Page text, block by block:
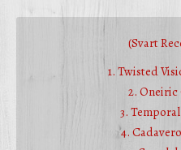
(Svart
1. Twisted
2.
3.
4.